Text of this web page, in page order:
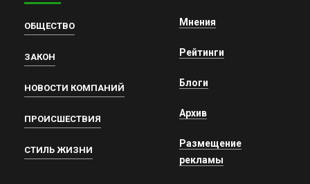
ОБЩЕСТВО
ЗАКОН
НОВОСТИ КОМПАНИЙ
ПРОИСШЕСТВИЯ
СТИЛЬ ЖИЗНИ
Мнения
Рейтинги
Блоги
Архив
Размещение
рекламы